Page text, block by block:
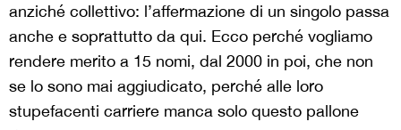
anziché collettivo: l’affermazione di un singolo passa
anche e soprattutto da qui. Ecco perché vogliamo
rendere merito a 15 nomi, dal 2000 in poi, che non
se lo sono mai aggiudicato, perché alle loro
stupefacenti carriere manca solo questo pallone